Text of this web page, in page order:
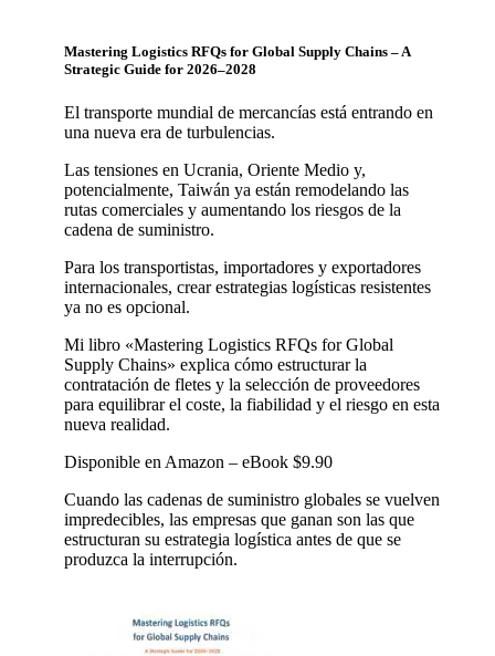
Mastering Logistics RFQs for Global Supply Chains – A
Strategic Guide for 2026–2028
El transporte mundial de mercancías está entrando en
una nueva era de turbulencias.
Las tensiones en Ucrania, Oriente Medio y,
potencialmente, Taiwán ya están remodelando las
rutas comerciales y aumentando los riesgos de la
cadena de suministro.
Para los transportistas, importadores y exportadores
internacionales, crear estrategias logísticas resistentes
ya no es opcional.
Mi libro «Mastering Logistics RFQs for Global
Supply Chains» explica cómo estructurar la
contratación de fletes y la selección de proveedores
para equilibrar el coste, la fiabilidad y el riesgo en esta
nueva realidad.
Disponible en Amazon – eBook $9.90
Cuando las cadenas de suministro globales se vuelven
impredecibles, las empresas que ganan son las que
estructuran su estrategia logística antes de que se
produzca la interrupción.